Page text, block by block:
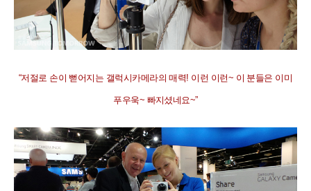
“저절로 손이 뻗어지는 갤럭시카메라의 매력! 이런 이런~ 이 분들은 이미
푸우욱~ 빠지셨네요~”